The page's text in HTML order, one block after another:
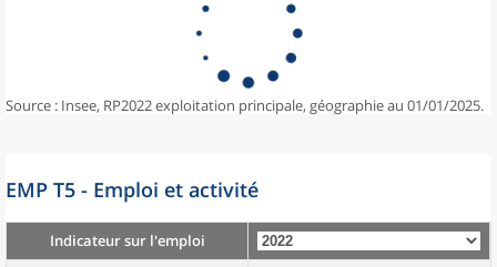
Source : Insee, RP2022 exploitation principale, géographie au 01/01/2025.
EMP T5 - Emploi et activité
Indicateur sur l'emploi